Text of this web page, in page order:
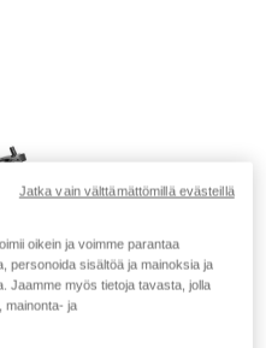
oikein ja voimme parantaa
personoida sisältöä ja mainoksia ja
Jaamme myös tietoja tavasta, jolla
mainonta- ja
Jatka vain välttämättömillä evästeillä